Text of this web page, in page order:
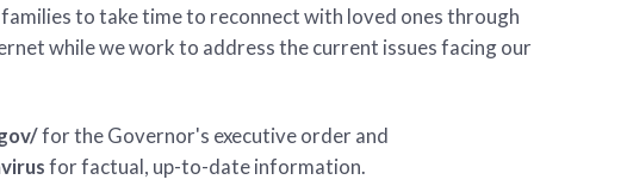
to take time to reconnect with loved ones through
while we work to address the current issues facing our
for the Governor's executive order and
for factual, up-to-date information.